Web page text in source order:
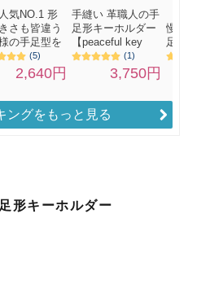
ングをもっと見る
形キーホルダー